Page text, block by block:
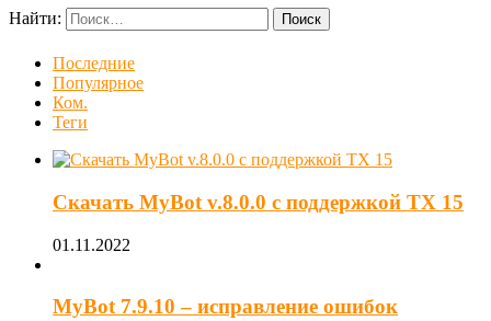
Найти:
Последние
Популярное
Ком.
Теги
Скачать MyBot v.8.0.0 с поддержкой ТХ 15
01.11.2022
MyBot 7.9.10 – исправление ошибок